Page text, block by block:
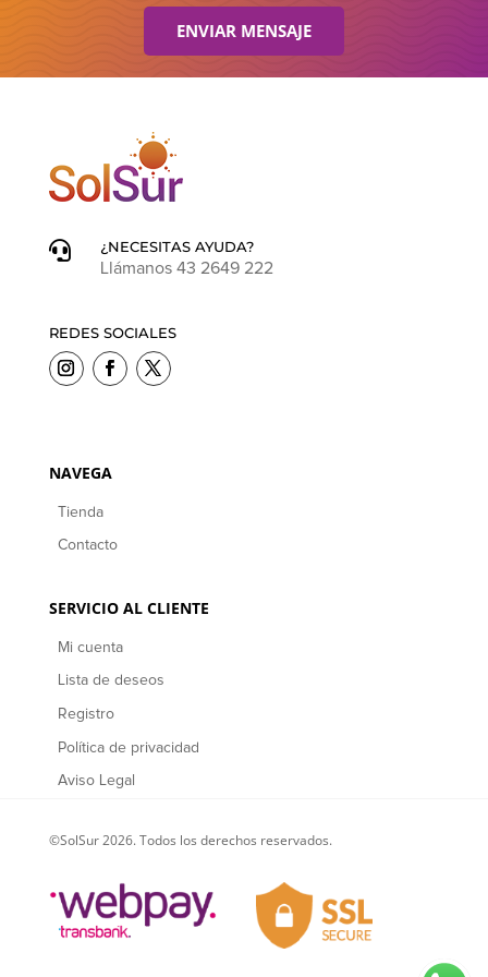
ENVIAR MENSAJE

¿NECESITAS AYUDA?
Llámanos 43 2649 222
REDES SOCIALES
NAVEGA
Tienda
Contacto
SERVICIO AL CLIENTE
Mi cuenta
Lista de deseos
Registro
Política de privacidad
Aviso Legal
©SolSur 2026. Todos los derechos reservados.